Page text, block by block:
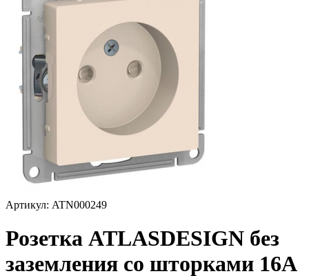
Артикул: ATN000249
Розетка ATLASDESIGN без
заземления со шторками 16А